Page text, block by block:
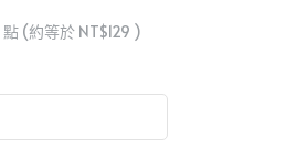
點 (約等於 NT$129 )